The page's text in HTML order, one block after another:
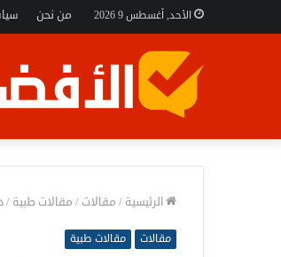
الأحد, أغسطس 9 2026 من نحن
الرئيسية / مقالات / مقالات طبية /
مقالات مقالات طبية